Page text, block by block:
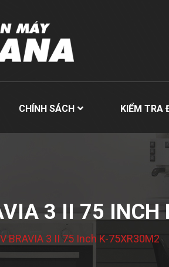
CHÍNH SÁCH KIỂM TRA
3 II 75
BRAVIA 3 II 75 Inch K-75XR30M2